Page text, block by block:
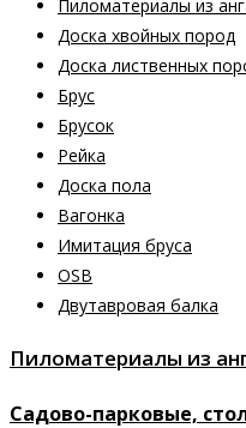
Пиломатериалы из
Доска хвойных пород
Доска лиственных
Брус
Брусок
Рейка
Доска пола
Вагонка
Имитация бруса
OSB
Двутавровая балка
Пиломатериалы из
Садово-парковые,